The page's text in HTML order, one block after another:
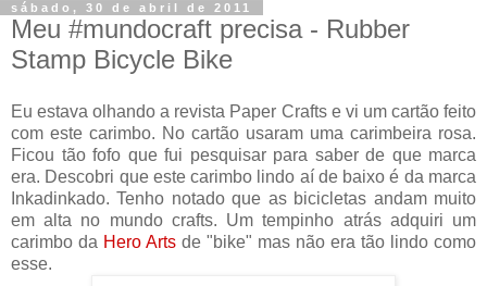
sábado, 30 de abril de 2011
Meu #mundocraft precisa - Rubber
Stamp Bicycle Bike
Eu estava olhando a revista Paper Crafts e vi um cartão feito
com este carimbo. No cartão usaram uma carimbeira rosa.
Ficou tão fofo que fui pesquisar para saber de que marca
era. Descobri que este carimbo lindo aí de baixo é da marca
Inkadinkado. Tenho notado que as bicicletas andam muito
em alta no mundo crafts. Um tempinho atrás adquiri um
carimbo da Hero Arts de "bike" mas não era tão lindo como
esse.